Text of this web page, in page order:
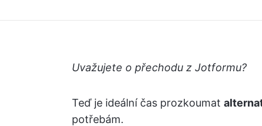
Uvažujete o přechodu z Jotformu?
Teď je ideální čas prozkoumat
potřebám.